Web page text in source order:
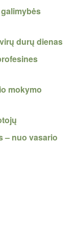
durų dienas
mokymo
– nuo vasario